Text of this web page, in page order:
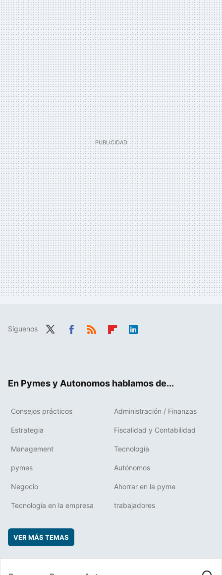
Síguenos
En Pymes y Autonomos hablamos de...
Consejos prácticos Administración / Finanzas
Estrategia Fiscalidad y Contabilidad
Management Tecnología
pymes Autónomos
Negocio Ahorrar en la pyme
Tecnología en la empresa trabajadores
VER MÁS TEMAS